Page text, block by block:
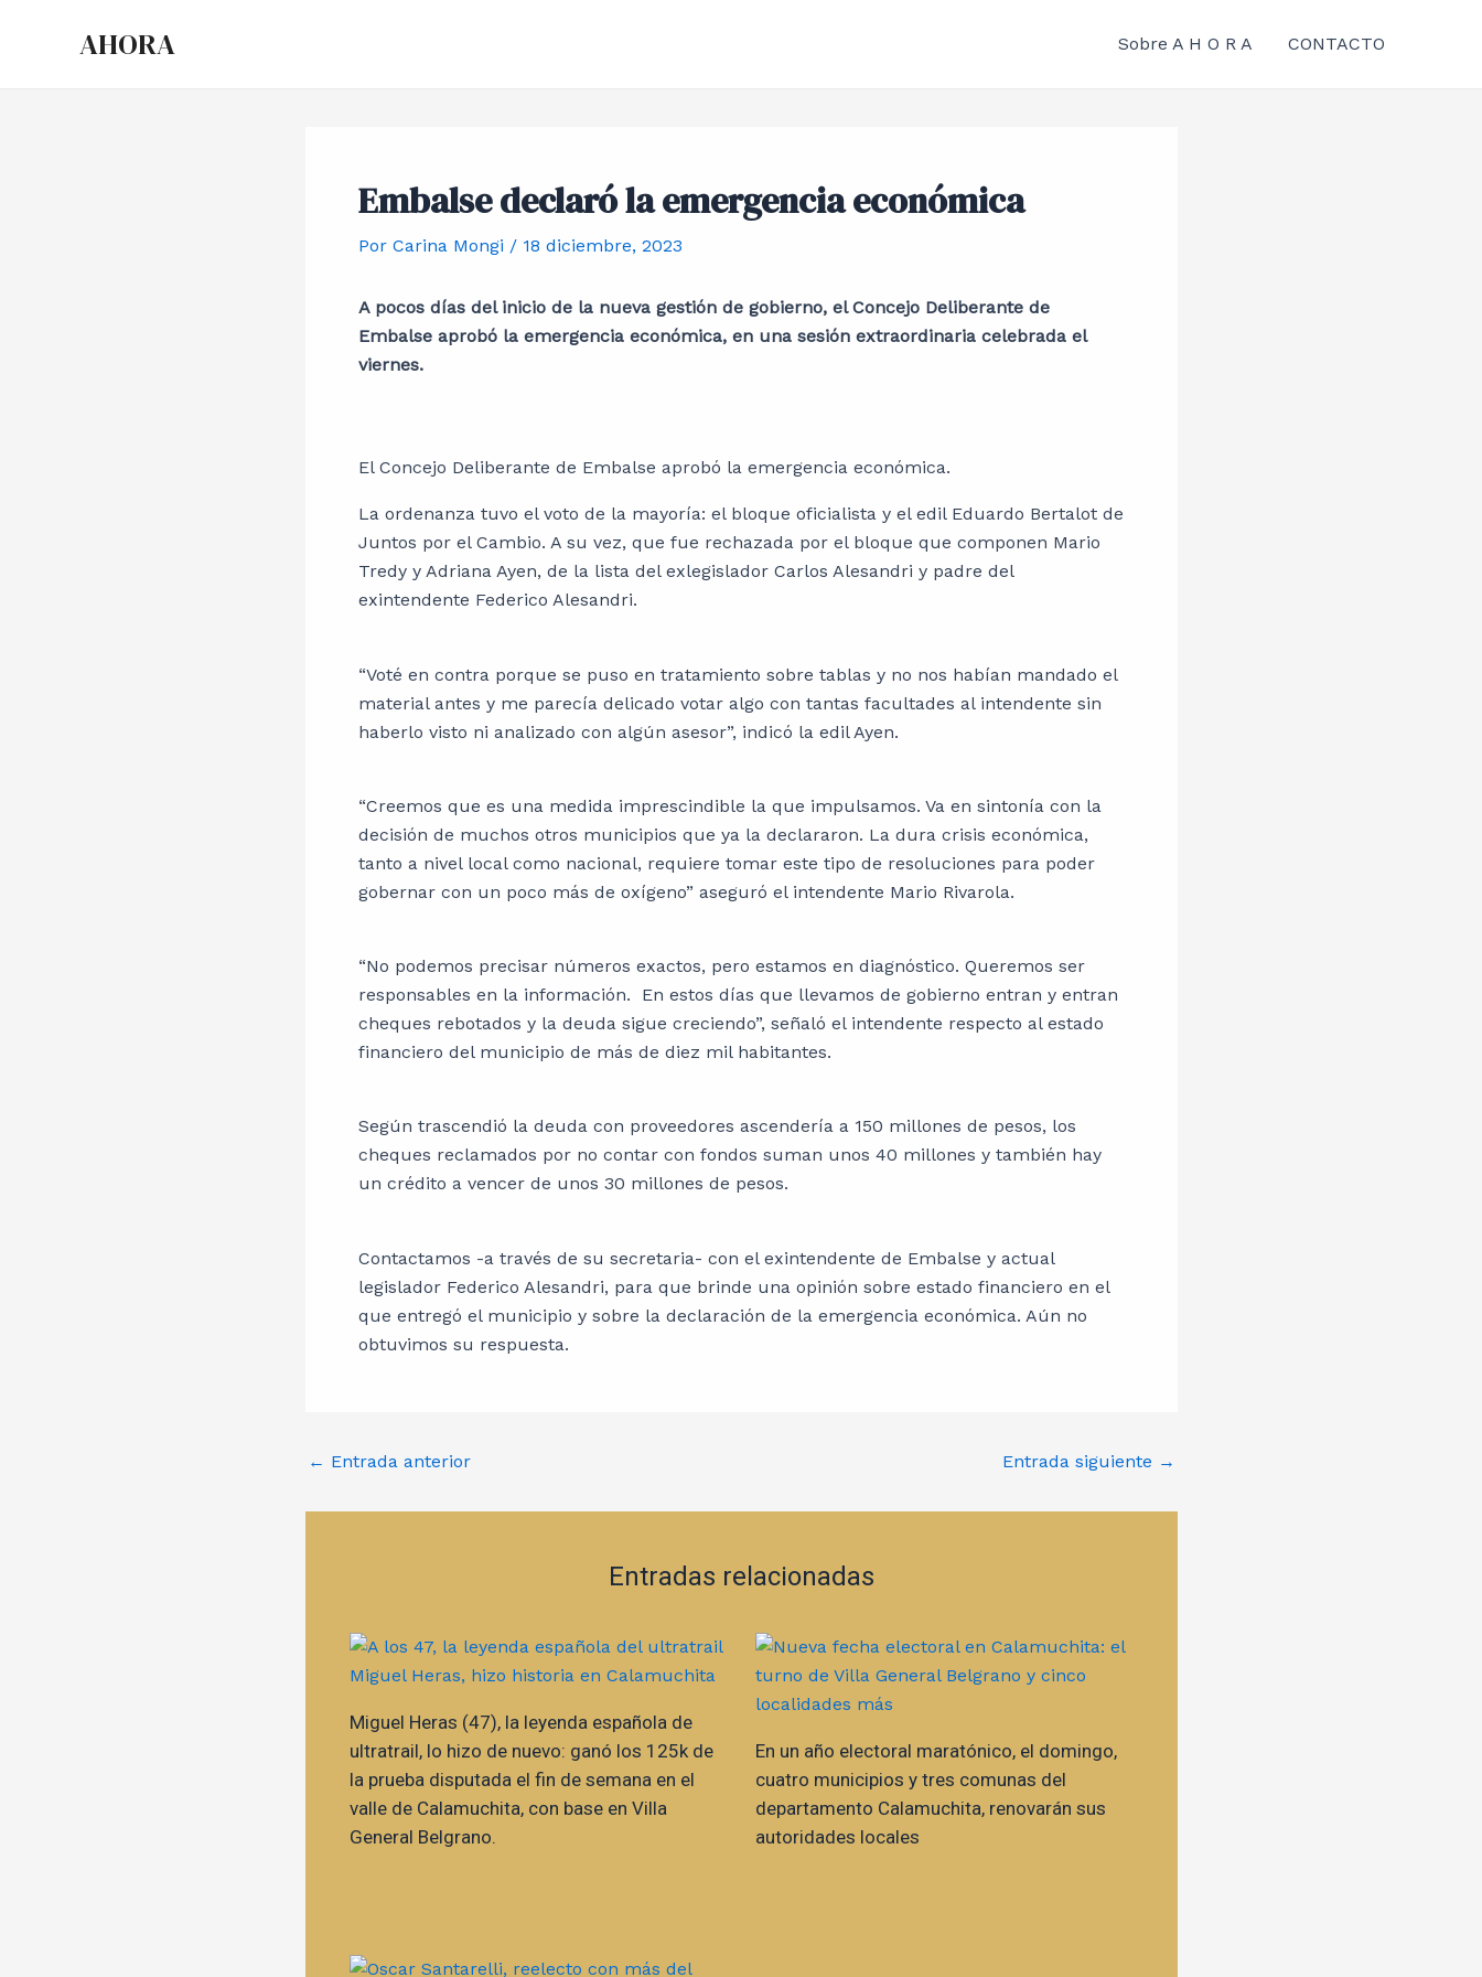
AHORA Sobre A H O R A CONTACTO
Embalse declaró la emergencia económica
Por Carina Mongi / 18 diciembre, 2023
A pocos días del inicio de la nueva gestión de gobierno, el Concejo Deliberante de
Embalse aprobó la emergencia económica, en una sesión extraordinaria celebrada el
viernes.
El Concejo Deliberante de Embalse aprobó la emergencia económica.
La ordenanza tuvo el voto de la mayoría: el bloque oficialista y el edil Eduardo Bertalot de
Juntos por el Cambio. A su vez, que fue rechazada por el bloque que componen Mario
Tredy y Adriana Ayen, de la lista del exlegislador Carlos Alesandri y padre del
exintendente Federico Alesandri.
“Voté en contra porque se puso en tratamiento sobre tablas y no nos habían mandado el
material antes y me parecía delicado votar algo con tantas facultades al intendente sin
haberlo visto ni analizado con algún asesor”, indicó la edil Ayen.
“Creemos que es una medida imprescindible la que impulsamos. Va en sintonía con la
decisión de muchos otros municipios que ya la declararon. La dura crisis económica,
tanto a nivel local como nacional, requiere tomar este tipo de resoluciones para poder
gobernar con un poco más de oxígeno” aseguró el intendente Mario Rivarola.
“No podemos precisar números exactos, pero estamos en diagnóstico. Queremos ser
responsables en la información. En estos días que llevamos de gobierno entran y entran
cheques rebotados y la deuda sigue creciendo”, señaló el intendente respecto al estado
financiero del municipio de más de diez mil habitantes.
Según trascendió la deuda con proveedores ascendería a 150 millones de pesos, los
cheques reclamados por no contar con fondos suman unos 40 millones y también hay
un crédito a vencer de unos 30 millones de pesos.
Contactamos -a través de su secretaria- con el exintendente de Embalse y actual
legislador Federico Alesandri, para que brinde una opinión sobre estado financiero en el
que entregó el municipio y sobre la declaración de la emergencia económica. Aún no
obtuvimos su respuesta.
← Entrada anterior Entrada siguiente →
Entradas relacionadas
Miguel Heras (47), la leyenda española de
ultratrail, lo hizo de nuevo: ganó los 125k de
la prueba disputada el fin de semana en el
valle de Calamuchita, con base en Villa
General Belgrano.
En un año electoral maratónico, el domingo,
cuatro municipios y tres comunas del
departamento Calamuchita, renovarán sus
autoridades locales